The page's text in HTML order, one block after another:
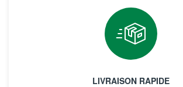
LIVRAISON RAPIDE